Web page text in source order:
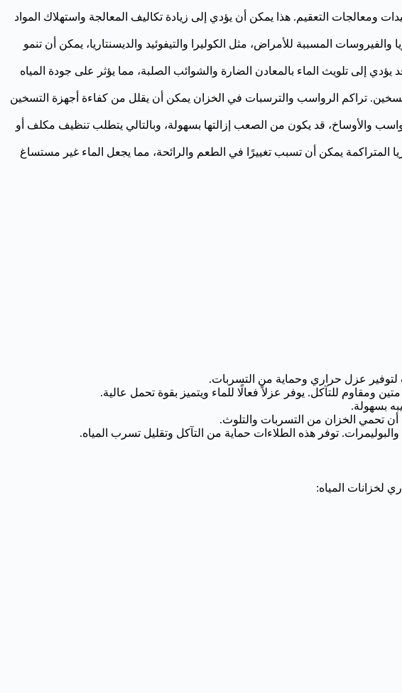
ومعالجات التعقيم. هذا يمكن أن يؤدي إلى زيادة تكاليف المعالجة واستهلاك المواد
المسببة للأمراض، مثل الكوليرا والتيفوئيد والديسنتاريا، يمكن أن تنمو
إلى تلويث الماء بالمعادن الضارة والشوائب الصلبة، مما يؤثر على جودة المياه
تراكم الرواسب والترسبات في الخزان يمكن أن يقلل من كفاءة أجهزة التسخين
والأوساخ، قد يكون من الصعب إزالتها بسهولة، وبالتالي يتطلب تنظيف مكلف أو
المتراكمة يمكن أن تسبب تغييرًا في الطعم والرائحة، مما يجعل الماء غير مستساغ
لتوفير عزل حراري وحماية من التسربات.
ومقاوم للتآكل. يوفر عزلاً فعالًا للماء ويتميز بقوة تحمل عالية.
أن تحمي الخزان من التسربات والتلوث.
توفر هذه الطلاءات حماية من التآكل وتقليل تسرب المياه.
لخزانات المياه: